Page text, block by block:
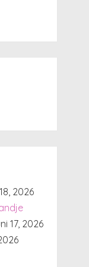
2026
17, 2026